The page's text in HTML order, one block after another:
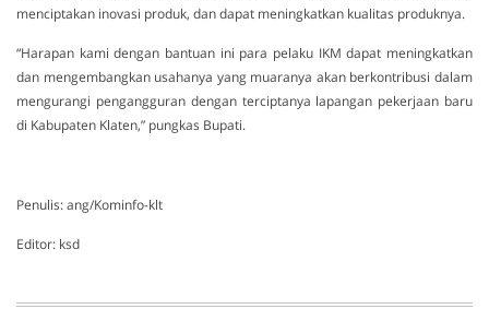
menciptakan inovasi produk, dan dapat meningkatkan kualitas produknya.
“Harapan kami dengan bantuan ini para pelaku IKM dapat meningkatkan
dan mengembangkan usahanya yang muaranya akan berkontribusi dalam
mengurangi pengangguran dengan terciptanya lapangan pekerjaan baru
di Kabupaten Klaten,” pungkas Bupati.
Penulis: ang/Kominfo-klt
Editor: ksd